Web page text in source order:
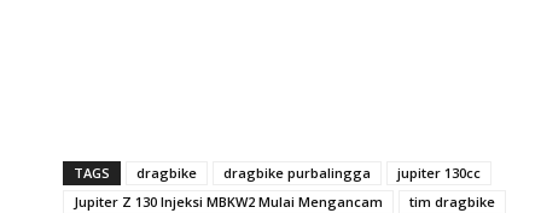
TAGS dragbike dragbike purbalingga
jupiter 130cc
Jupiter Z 130 Injeksi MBKW2 Mulai Mengancam
tim dragbike